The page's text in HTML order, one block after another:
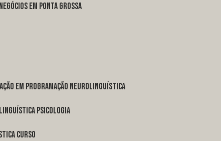
em Ponta Grossa
em programação neurolinguística
psicologia
curso